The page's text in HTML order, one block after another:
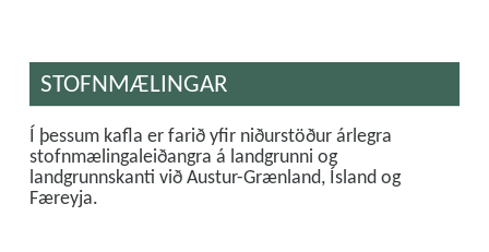
STOFNMÆLINGAR
Í þessum kafla er farið yfir niðurstöður árlegra
stofnmælingaleiðangra á landgrunni og
landgrunnskanti við Austur-Grænland, Ísland og
Færeyja.